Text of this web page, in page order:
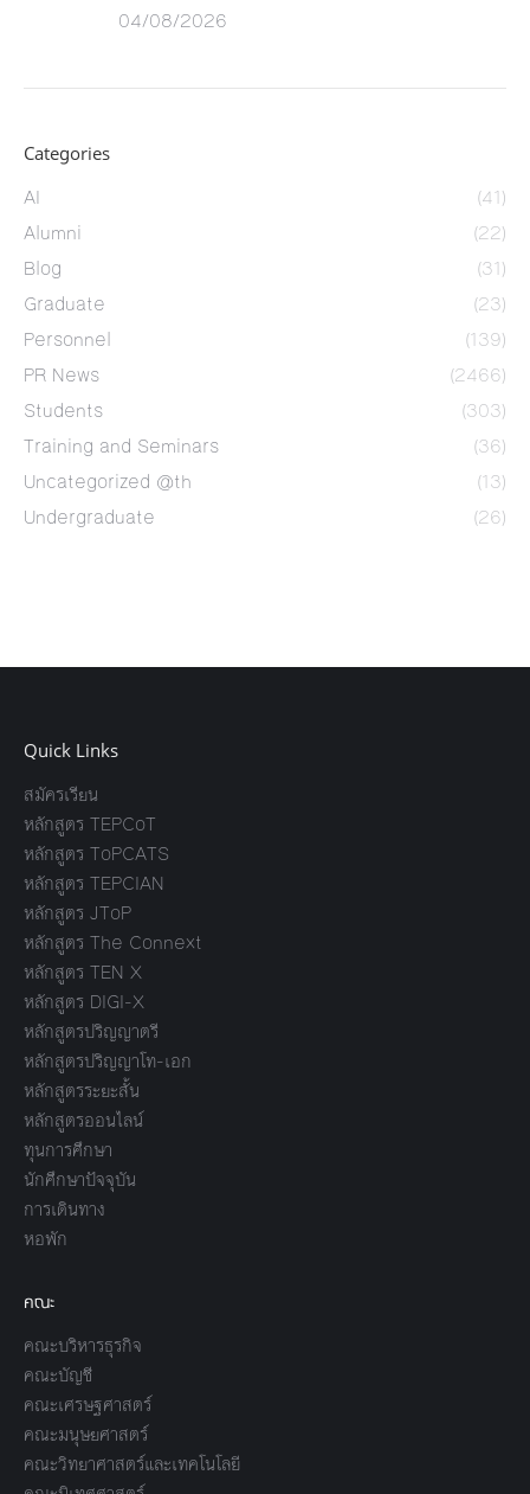
04/08/2026
Categories
AI
(41)
Alumni
(22)
Blog
(31)
Graduate
(23)
Personnel
(139)
PR News
(2466)
Students
(303)
Training and Seminars
(36)
Uncategorized @th
(13)
Undergraduate
(26)
Quick Links
สมัครเรียน
หลักสูตร TEPCoT
หลักสูตร ToPCATS
หลักสูตร TEPCIAN
หลักสูตร JToP
หลักสูตร The Connext
หลักสูตร TEN X
หลักสูตร DIGI-X
หลักสูตรปริญญาตรี
หลักสูตรปริญญาโท-เอก
หลักสูตรระยะสั้น
หลักสูตรออนไลน์
ทุนการศึกษา
นักศึกษาปัจจุบัน
การเดินทาง
หอพัก
คณะ
คณะบริหารธุรกิจ
คณะบัญชี
คณะเศรษฐศาสตร์
คณะมนุษยศาสตร์
คณะวิทยาศาสตร์และเทคโนโลยี